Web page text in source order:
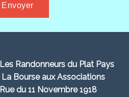
Les Randonneurs du Plat Pays
La Bourse aux Associations
Rue du 11 Novembre 1918